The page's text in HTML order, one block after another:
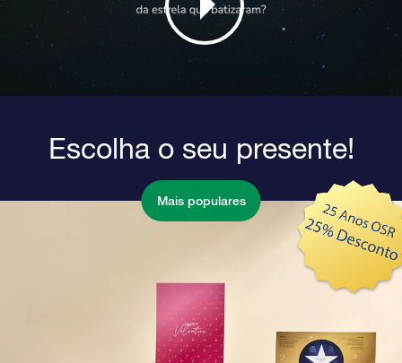
Escolha o seu presente!
Mais populares